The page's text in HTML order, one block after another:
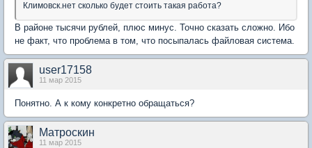
Климовск.нет сколько будет стоить такая работа?
В районе тысячи рублей, плюс минус. Точно сказать сложно. Ибо
не факт, что проблема в том, что посыпалась файловая система.
user17158
11 мар 2015
Понятно. А к кому конкретно обращаться?
Матроскин
11 мар 2015